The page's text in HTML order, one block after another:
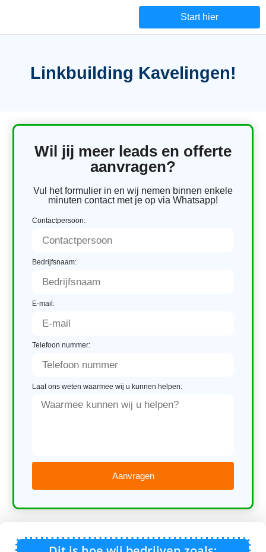
Start hier
Linkbuilding Kavelingen!
Wil jij meer leads en offerte
aanvragen?
Vul het formulier in en wij nemen binnen enkele
minuten contact met je op via Whatsapp!
Contactpersoon:
Bedrijfsnaam:
E-mail:
Telefoon nummer:
Laat ons weten waarmee wij u kunnen helpen:
Aanvragen